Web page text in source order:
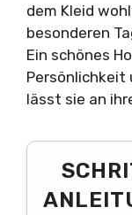
dem Kleid
besonderen
Ein schönes
Persönlichkeit
lässt sie an